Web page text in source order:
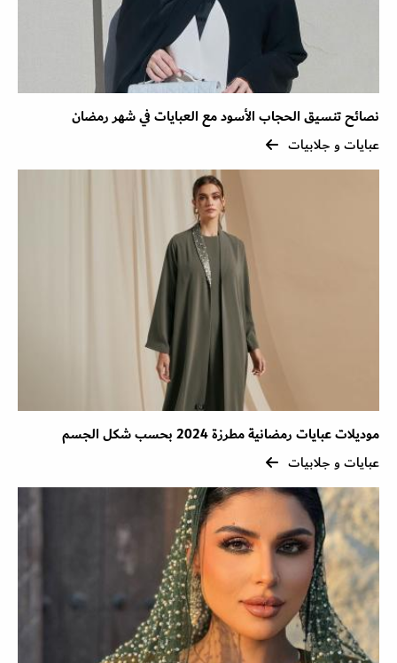
نصائح تنسيق الحجاب الأسود مع العبايات في شهر رمضان
عبايات و جلابيات
موديلات عبايات رمضانية مطرزة 2024 بحسب شكل الجسم
عبايات و جلابيات